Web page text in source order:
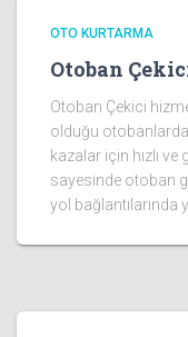
OTO KURTARMA
Otoban
Otoban Çekici
olduğu otobanlarda
kazalar için hızlı
sayesinde otoban
yol bağlantılarında